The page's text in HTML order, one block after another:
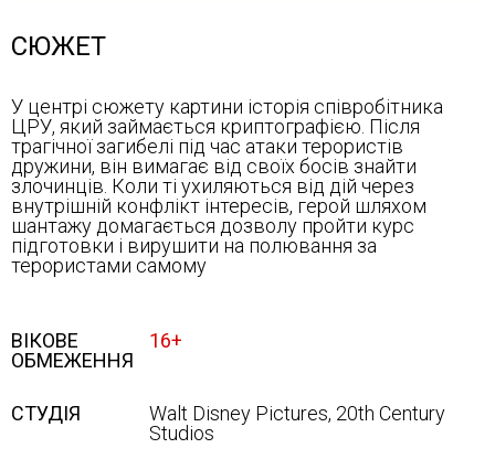
СЮЖЕТ
У центрі сюжету картини історія співробітника
ЦРУ, який займається криптографією. Після
трагічної загибелі під час атаки терористів
дружини, він вимагає від своїх босів знайти
злочинців. Коли ті ухиляються від дій через
внутрішній конфлікт інтересів, герой шляхом
шантажу домагається дозволу пройти курс
підготовки і вирушити на полювання за
терористами самому
ВІКОВЕ
ОБМЕЖЕННЯ
16+
СТУДІЯ
Walt Disney Pictures, 20th Century
Studios